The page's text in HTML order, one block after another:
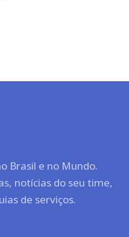
Brasil e no Mundo.
notícias do seu time,
de serviços.